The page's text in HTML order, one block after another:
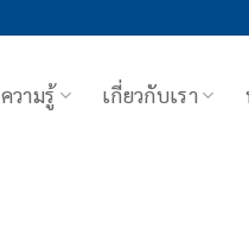
ความรู้ เกี่ยวกับเรา